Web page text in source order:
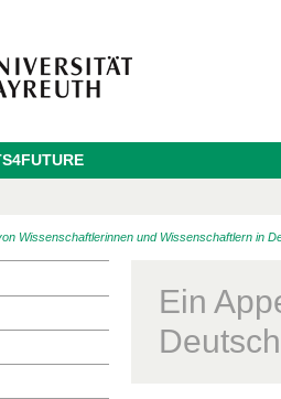
Wissenschaftlerinnen und Wissenschaftlern in
Ein